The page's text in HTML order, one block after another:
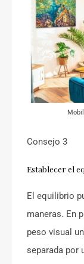
Consejo 3
Establecer el
El equilibrio
maneras. En
peso visual
separada por